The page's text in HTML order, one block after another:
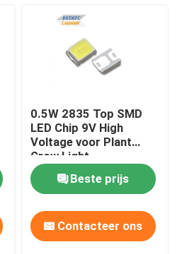
0.5W 2835 Top SMD
LED Chip 9V High
Voltage voor Plant
Grow Light
Beste prijs
Contacteer ons